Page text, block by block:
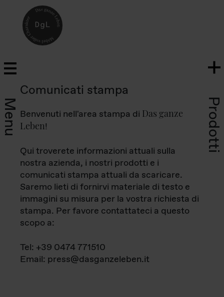
Menu Prodotti
Comunicati stampa
Benvenuti nell'area stampa di Das ganze
Leben!
Qui troverete informazioni attuali sulla
nostra azienda, i nostri prodotti e i
comunicati stampa attuali da scaricare.
Saremo lieti di fornirvi materiale di testo e
immagini su misura per la vostra richiesta di
stampa. Per favore contattateci a questo
scopo a:
Tel: +39 0474 771510
Email: press@dasganzeleben.it